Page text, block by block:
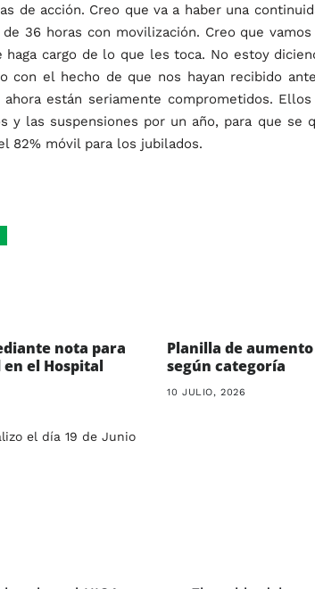
de acción. Creo que va a haber una
36 horas con movilización. Creo que
cargo de lo que les toca. No estoy
con el hecho de que nos hayan recibido
están seriamente comprometidos.
y las suspensiones por un año, para que se
82% móvil para los jubilados.
nota para
el Hospital
el día 19 de Junio
Planilla de
según categoría
10 JULIO, 2026